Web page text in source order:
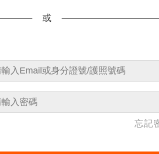
或
忘記